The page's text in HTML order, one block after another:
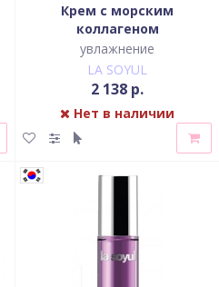
Крем с морским
коллагеном
увлажнение
LA SOYUL
2 138 р.
Нет в наличии